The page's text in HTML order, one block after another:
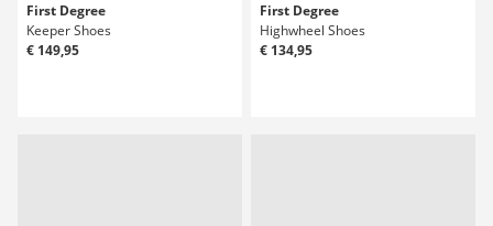
First Degree
Keeper Shoes
€ 149,95
First Degree
Highwheel Shoes
€ 134,95